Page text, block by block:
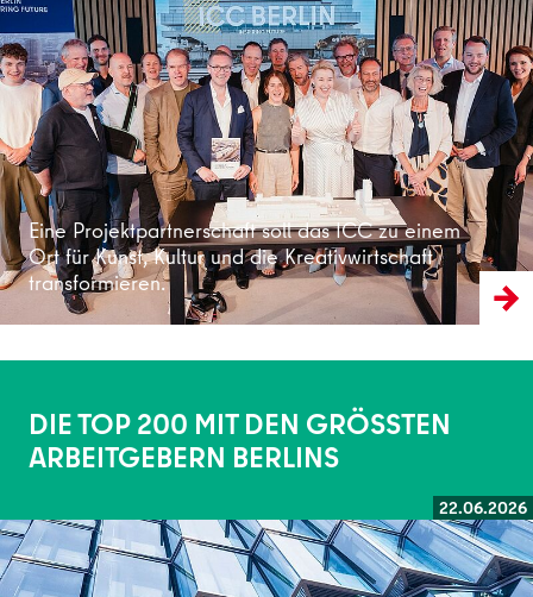
Eine Projektpartnerschaft soll das ICC zu einem
Ort für Kunst, Kultur und die Kreativwirtschaft
transformieren.
Weiterlesen
DIE TOP 200 MIT DEN GRÖSSTEN
ARBEITGEBERN BERLINS
22.06.2026